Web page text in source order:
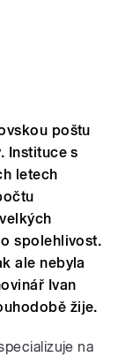
poštu
Instituce s
letech
spolehlivost.
ale nebyla
Ivan
žije.
na